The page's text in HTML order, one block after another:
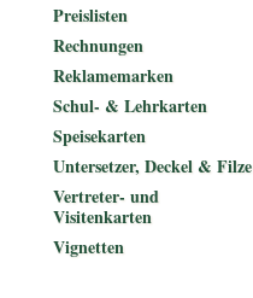
Preislisten
Rechnungen
Reklamemarken
Schul- & Lehrkarten
Speisekarten
Untersetzer, Deckel & Filze
Vertreter- und
Visitenkarten
Vignetten